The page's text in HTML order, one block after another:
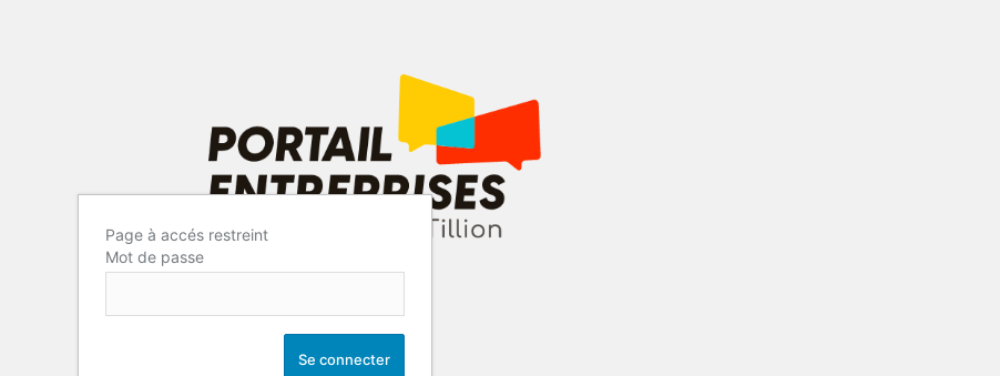
Page à accés restreint
Mot de passe